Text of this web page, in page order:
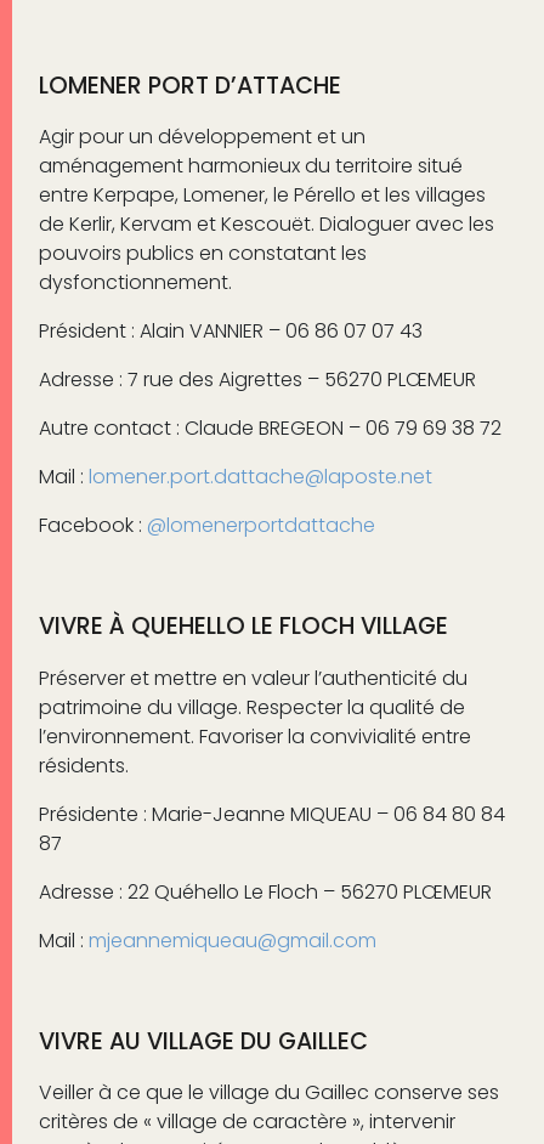
LOMENER PORT D’ATTACHE
Agir pour un développement et un
aménagement harmonieux du territoire situé
entre Kerpape, Lomener, le Pérello et les villages
de Kerlir, Kervam et Kescouët. Dialoguer avec les
pouvoirs publics en constatant les
dysfonctionnement.
Président : Alain VANNIER – 06 86 07 07 43
Adresse : 7 rue des Aigrettes – 56270 PLŒMEUR
Autre contact : Claude BREGEON – 06 79 69 38 72
Mail : lomener.port.dattache@laposte.net
Facebook : @lomenerportdattache
VIVRE À QUEHELLO LE FLOCH VILLAGE
Préserver et mettre en valeur l’authenticité du
patrimoine du village. Respecter la qualité de
l’environnement. Favoriser la convivialité entre
résidents.
Présidente : Marie-Jeanne MIQUEAU – 06 84 80 84
87
Adresse : 22 Quéhello Le Floch – 56270 PLŒMEUR
Mail : mjeannemiqueau@gmail.com
VIVRE AU VILLAGE DU GAILLEC
Veiller à ce que le village du Gaillec conserve ses
critères de « village de caractère », intervenir